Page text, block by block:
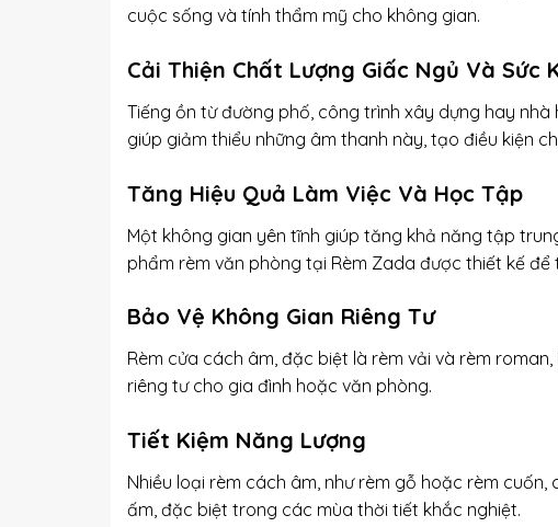
cuộc sống và tính thẩm mỹ cho không gian.
Cải Thiện Chất Lượng Giấc Ngủ Và Sức
Tiếng ồn từ đường phố, công trình xây dựng hay
giúp giảm thiểu những âm thanh này, tạo điều kiện
Tăng Hiệu Quả Làm Việc Và Học Tập
Một không gian yên tĩnh giúp tăng khả năng tập
phẩm rèm văn phòng tại Rèm Zada được thiết kế để
Bảo Vệ Không Gian Riêng Tư
Rèm cửa cách âm, đặc biệt là rèm vải và rèm
riêng tư cho gia đình hoặc văn phòng.
Tiết Kiệm Năng Lượng
Nhiều loại rèm cách âm, như rèm gỗ hoặc rèm
ấm, đặc biệt trong các mùa thời tiết khắc nghiệt.